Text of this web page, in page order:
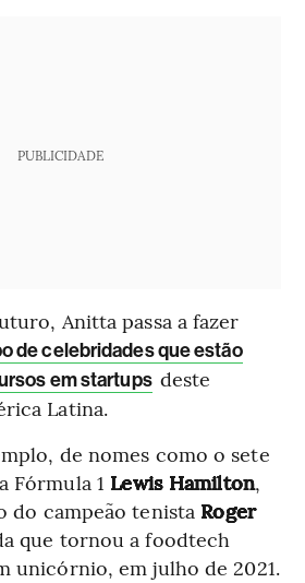
PUBLICIDADE
Anitta passa a fazer
de celebridades que estão
em startups deste
Latina.
de nomes como o sete
Fórmula 1 Lewis Hamilton,
do campeão tenista Roger
que tornou a foodtech
unicórnio, em julho de 2021.